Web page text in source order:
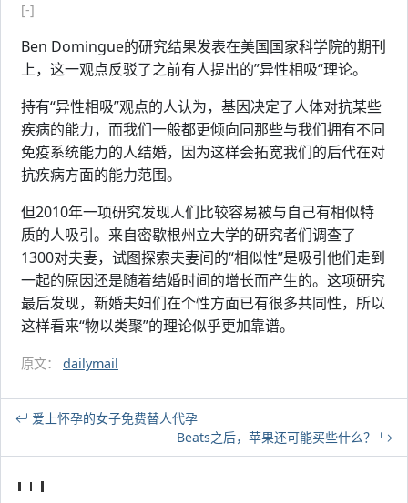
[-]
Ben Domingue的研究结果发表在美国国家科学院的期刊
上，这一观点反驳了之前有人提出的”异性相吸“理论。
持有“异性相吸”观点的人认为，基因决定了人体对抗某些
疾病的能力，而我们一般都更倾向同那些与我们拥有不同
免疫系统能力的人结婚，因为这样会拓宽我们的后代在对
抗疾病方面的能力范围。
但2010年一项研究发现人们比较容易被与自己有相似特
质的人吸引。来自密歇根州立大学的研究者们调查了
1300对夫妻，试图探索夫妻间的“相似性”是吸引他们走到
一起的原因还是随着结婚时间的增长而产生的。这项研究
最后发现，新婚夫妇们在个性方面已有很多共同性，所以
这样看来“物以类聚”的理论似乎更加靠谱。
原文： dailymail
爱上怀孕的女子免费替人代孕
Beats之后，苹果还可能买些什么？